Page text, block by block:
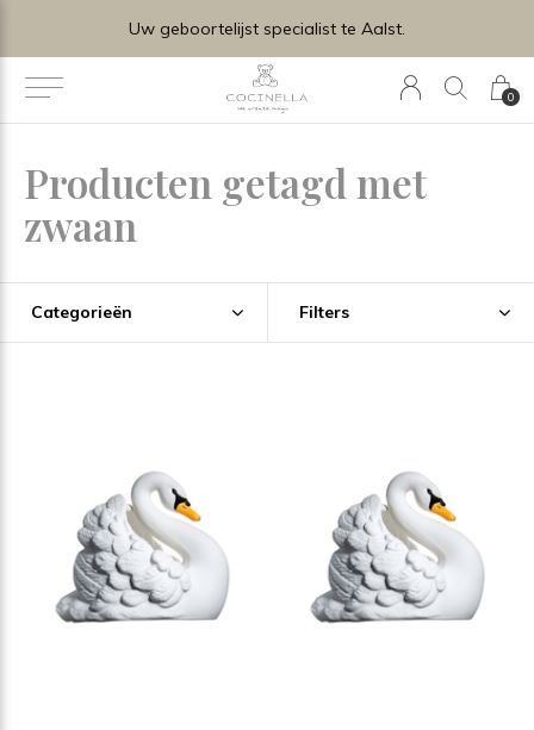
0
Uw geboortelijst specialist te Aalst.
Producten getagd met
zwaan
Categorieën Filters